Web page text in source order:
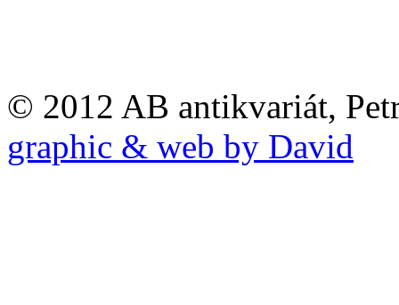
© 2012 AB antikvariát,
graphic & web by David